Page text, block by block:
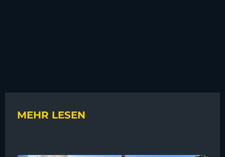
MEHR LESEN